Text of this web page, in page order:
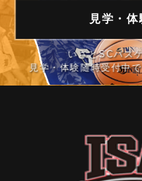
見学・体
いさとSCバス
見学・体験随時受付中